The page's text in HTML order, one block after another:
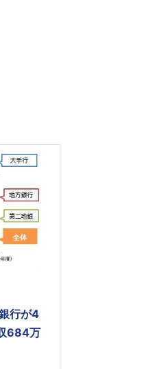
行が4
684万